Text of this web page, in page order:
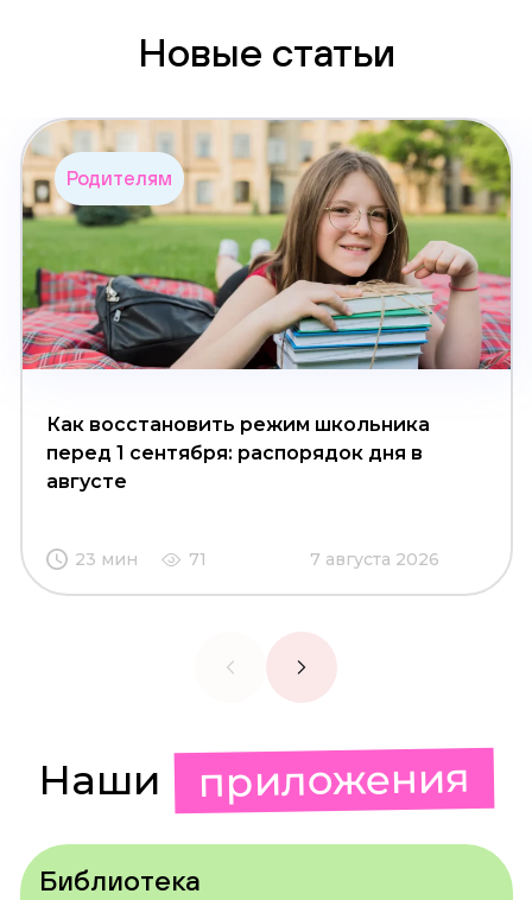
Новые статьи
Родителям
Как восстановить режим школьника
перед 1 сентября: распорядок дня в
августе
23 мин 71 7 августа 2026
Наши приложения
Библиотека